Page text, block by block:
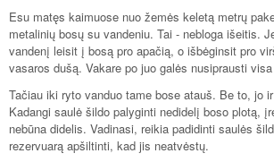
Esu matęs kaimuose nuo žemės keletą metrų
metalinių bosų su vandeniu. Tai - nebloga išeitis.
vandenį leisit į bosą pro apačią, o išbėginsit pro
vasaros dušą. Vakare po juo galės nusiprausti
Tačiau iki ryto vanduo tame bose atauš. Be to, jo
Kadangi saulė šildo palyginti nedidelį boso plotą,
nebūna didelis. Vadinasi, reikia padidinti saulės
rezervuarą apšiltinti, kad jis neatvėstų.